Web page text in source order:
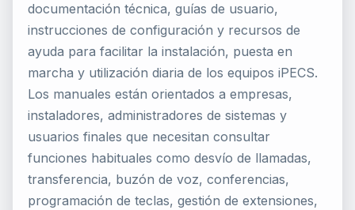
documentación técnica, guías de usuario,
instrucciones de configuración y recursos de
ayuda para facilitar la instalación, puesta en
marcha y utilización diaria de los equipos iPECS.
Los manuales están orientados a empresas,
instaladores, administradores de sistemas y
usuarios finales que necesitan consultar
funciones habituales como desvío de llamadas,
transferencia, buzón de voz, conferencias,
programación de teclas, gestión de extensiones,